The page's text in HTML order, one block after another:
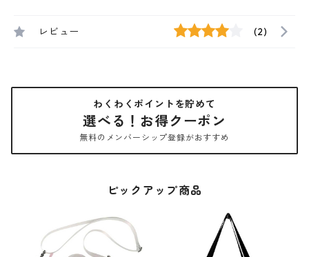
レビュー (2)
わくわくポイントを貯めて
選べる！お得クーポン
無料のメンバーシップ登録がおすすめ
ピックアップ商品